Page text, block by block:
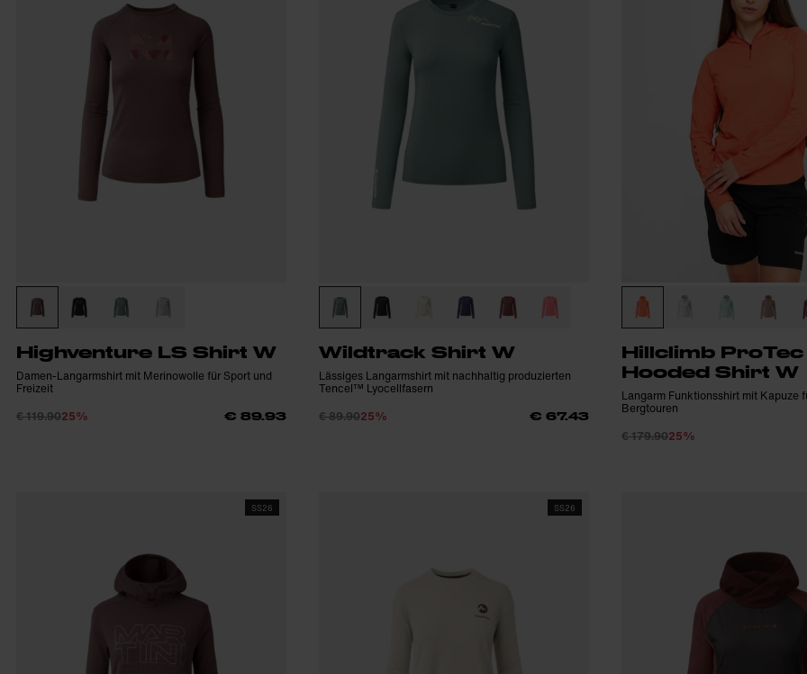
Highventure LS Shirt W
Damen-Langarmshirt mit Merinowolle für Sport und
Freizeit
€ 119.9025% € 89.93
Wildtrack Shirt W
Lässiges Langarmshirt mit nachhaltig produzierten
Tencel™ Lyocellfasern
€ 89.9025% € 67.43
Hillclimb ProTec
Hooded Shirt W
Langarm Funktionsshirt mit Kapuze
Bergtouren
€ 179.9025%
SS26 SS26